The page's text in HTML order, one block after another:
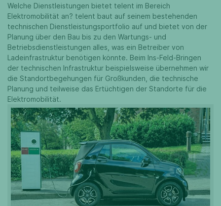
Welche Dienstleistungen bietet telent im Bereich
Elektromobilität an? telent baut auf seinem bestehenden
technischen Dienstleistungsportfolio auf und bietet von der
Planung über den Bau bis zu den Wartungs- und
Betriebsdienstleistungen alles, was ein Betreiber von
Ladeinfrastruktur benötigen könnte. Beim Ins-Feld-Bringen
der technischen Infrastruktur beispielsweise übernehmen wir
die Standortbegehungen für Großkunden, die technische
Planung und teilweise das Ertüchtigen der Standorte für die
Elektromobilität.